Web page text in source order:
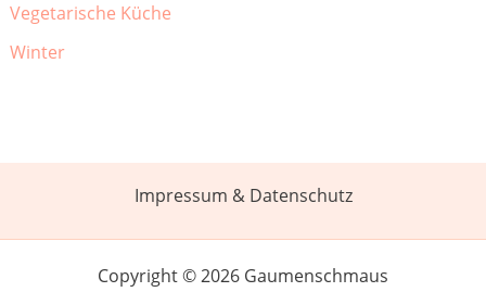
Vegetarische Küche
Winter
Impressum & Datenschutz
Copyright © 2026 Gaumenschmaus